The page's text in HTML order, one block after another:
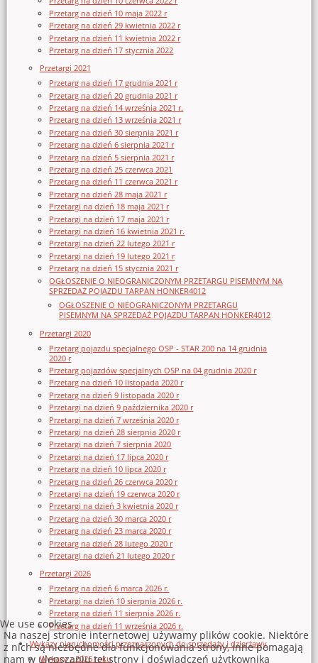
Przetarg na dzień 10 maja 2022 r
Przetarg na dzień 29 kwietnia 2022 r
Przetarg na dzień 11 kwietnia 2022 r
Przetarg na dzień 17 stycznia 2022
Przetargi 2021
Przetarg na dzień 17 grudnia 2021 r
Przetarg na dzień 20 grudnia 2021 r
Przetarg na dzień 14 września 2021 r.
Przetarg na dzień 13 września 2021 r
Przetarg na dzień 30 sierpnia 2021 r
Przetarg na dzień 6 sierpnia 2021 r
Przetarg na dzień 5 sierpnia 2021 r
Przetarg na dzień 25 czerwca 2021
Przetarg na dzień 11 czerwca 2021 r
Przetarg na dzień 28 maja 2021 r
Przetargi na dzień 18 maja 2021 r
Przetargi na dzień 17 maja 2021 r
Przetargi na dzień 16 kwietnia 2021 r.
Przetargi na dzień 22 lutego 2021 r
Przetargi na dzień 19 lutego 2021 r
Przetarg na dzień 15 stycznia 2021 r
OGŁOSZENIE O NIEOGRANICZONYM PRZETARGU PISEMNYM NA
SPRZEDAŻ POJAZDU TARPAN HONKER4012
OGŁOSZENIE O NIEOGRANICZONYM PRZETARGU
PISEMNYM NA SPRZEDAŻ POJAZDU TARPAN HONKER4012
Przetargi 2020
Przetarg pojazdu specjalnego OSP - STAR 200 na 14 grudnia
2020 r
Przetarg pojazdów specjalnych OSP na 04 grudnia 2020 r
Przetarg na dzień 10 listopada 2020 r
Przetarg na dzień 9 listopada 2020 r
Przetargi na dzień 9 października 2020 r
Przetargi na dzień 7 września 2020 r
Przetargi na dzień 28 sierpnia 2020 r
Przetargi na dzień 7 sierpnia 2020
Przetargi na dzień 17 lipca 2020 r
Przetarg na dzień 10 lipca 2020 r
Przetarg na dzień 26 czerwca 2020 r
Przetargi na dzień 19 czerwca 2020 r
Przetargi na dzień 3 kwietnia 2020 r
Przetarg na dzień 30 marca 2020 r
Przetarg na dzień 23 marca 2020 r
Przetarg na dzień 28 lutego 2020 r
Przetargi na dzień 21 lutego 2020 r
Przetargi 2026
Przetarg na dzień 6 marca 2026 r.
Przetargi na dzień 10 sierpnia 2026 r.
Przetarg na dzień 11 sierpnia 2026 r.
Przetarg na dzień 11 września 2026 r.
Wykazy nieruchomości przeznaczonych do sprzedaży i dzierżawy
Wykazy z 2026 roku
We use cookies
Na naszej stronie internetowej używamy plików cookie. Niektóre
z nich są niezbędne dla funkcjonowania strony, inne pomagają
nam w ulepszaniu tej strony i doświadczeń użytkownika